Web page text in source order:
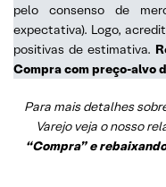
pelo consenso de
expectativa). Logo,
positivas de estimativa.
Compra com preço-alvo
Para mais detalhes
Varejo veja o nosso
“Compra” e